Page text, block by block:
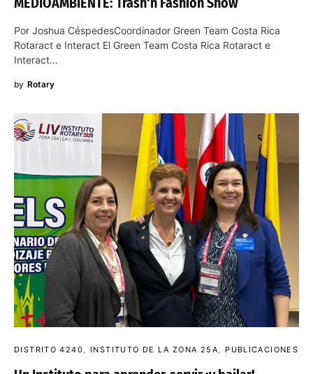
Por Joshua CéspedesCoordinador Green Team Costa Rica
Rotaract e Interact El Green Team Costa Rica Rotaract e
Interact…
by Rotary
DISTRITO 4240 INSTITUTO DE LA ZONA 25A PUBLICACIONES